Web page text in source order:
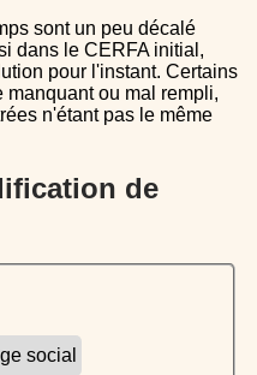
dans le CERFA initial,
pour l'instant. Certains
manquant ou mal rempli,
n'étant pas le même
social